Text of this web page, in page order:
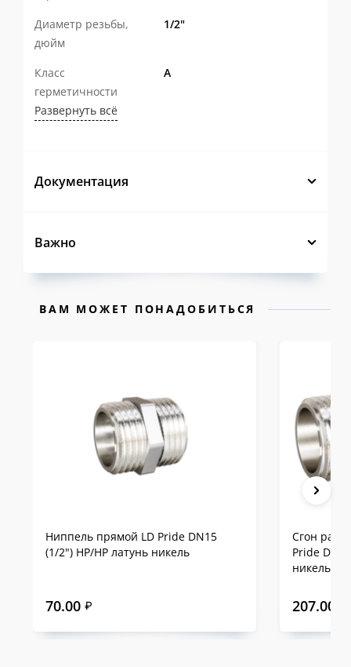
Конструкция с ремонтопригодной
горловиной
уплотнением штока, эргономичной
ручкой с возможностью опломбировки
и оптимальным количеством витков
контроль качества
гарантируют стабильность
Сравнение LD Pride с
Диаметр резьбы,
дюйм
1/2"
Класс
герметичности
А
Развернуть всё
Документация
Важно
ВАМ МОЖЕТ ПОНАДОБИТЬСЯ
Ниппель прямой LD Pride DN15
(1/2") НР/НР латунь никель
70.00 ₽
Сгон
Pride
никель
207.00